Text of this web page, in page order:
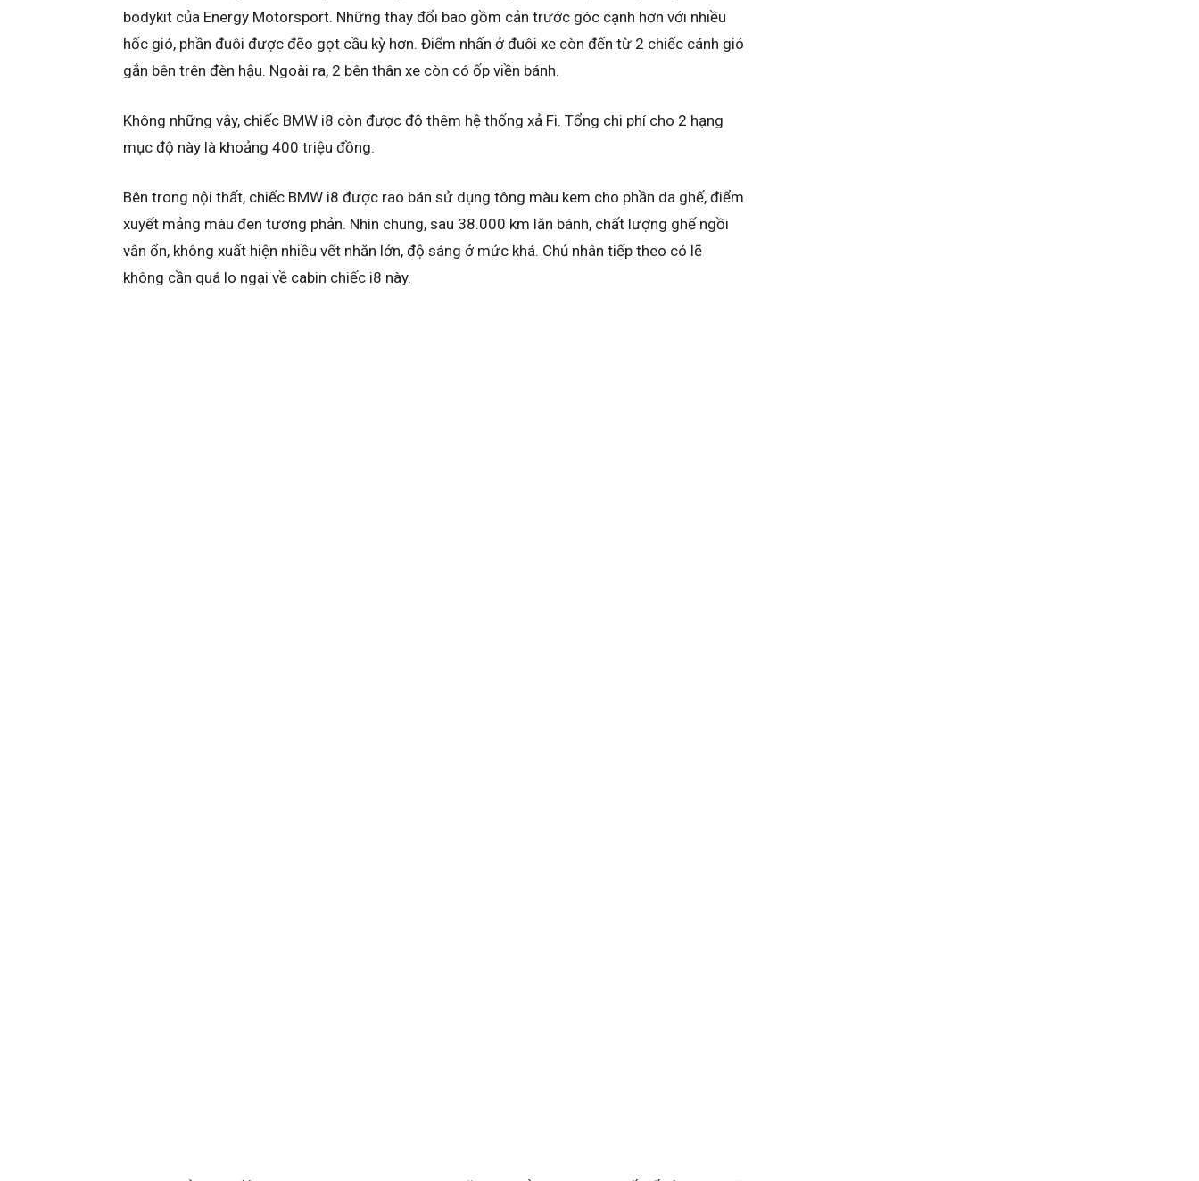
bodykit của Energy Motorsport. Những thay đổi bao gồm cản trước góc cạnh hơn với nhiều
hốc gió, phần đuôi được đẽo gọt cầu kỳ hơn. Điểm nhấn ở đuôi xe còn đến từ 2 chiếc cánh gió
gắn bên trên đèn hậu. Ngoài ra, 2 bên thân xe còn có ốp viền bánh.
Không những vậy, chiếc BMW i8 còn được độ thêm hệ thống xả Fi. Tổng chi phí cho 2 hạng
mục độ này là khoảng 400 triệu đồng.
Bên trong nội thất, chiếc BMW i8 được rao bán sử dụng tông màu kem cho phần da ghế, điểm
xuyết mảng màu đen tương phản. Nhìn chung, sau 38.000 km lăn bánh, chất lượng ghế ngồi
vẫn ổn, không xuất hiện nhiều vết nhăn lớn, độ sáng ở mức khá. Chủ nhân tiếp theo có lẽ
không cần quá lo ngại về cabin chiếc i8 này.